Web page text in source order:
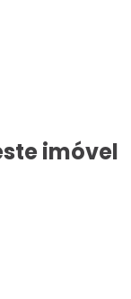
imóvel